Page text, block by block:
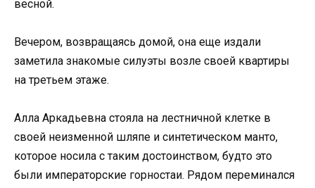
весной.
Вечером, возвращаясь домой, она еще издали
заметила знакомые силуэты возле своей квартиры
на третьем этаже.
Алла Аркадьевна стояла на лестничной клетке в
своей неизменной шляпе и синтетическом манто,
которое носила с таким достоинством, будто это
были императорские горностаи. Рядом переминался